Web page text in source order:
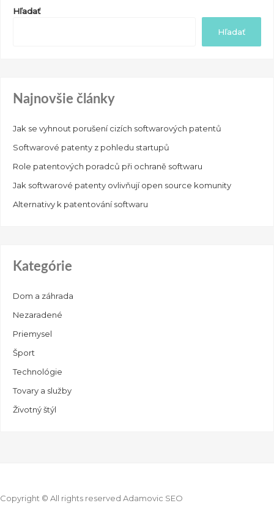
Hľadať
Hľadať
Najnovšie články
Jak se vyhnout porušení cizích softwarových patentů
Softwarové patenty z pohledu startupů
Role patentových poradců při ochraně softwaru
Jak softwarové patenty ovlivňují open source komunity
Alternativy k patentování softwaru
Kategórie
Dom a záhrada
Nezaradené
Priemysel
Šport
Technológie
Tovary a služby
Životný štýl
Copyright © All rights reserved Adamovic SEO